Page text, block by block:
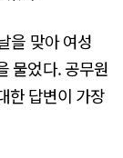
을 맞아 여성
물었다. 공무원
한 답변이 가장